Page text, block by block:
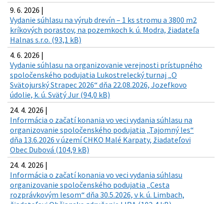
9. 6. 2026 |
Vydanie súhlasu na výrub drevín – 1 ks stromu a 3800 m2
kríkových porastov, na pozemkoch k. ú. Modra, žiadateľa
Halnas s.r.o. (93,1 kB)
4. 6. 2026 |
Vydanie súhlasu na organizovanie verejnosti prístupného
spoločenského podujatia Lukostrelecký turnaj „O
Svätojurský Strapec 2026“ dňa 22.08.2026, Jozefkovo
údolie, k. ú. Svätý Jur (94,0 kB)
24. 4. 2026 |
Informácia o začatí konania vo veci vydania súhlasu na
organizovanie spoločenského podujatia „Tajomný les“
dňa 13.6.2026 v území CHKO Malé Karpaty, žiadateľovi
Obec Dubová (104,9 kB)
24. 4. 2026 |
Informácia o začatí konania vo veci vydania súhlasu
organizovanie spoločenského podujatia „Cesta
rozprávkovým lesom“ dňa 30.5.2026, v k. ú. Limbach,